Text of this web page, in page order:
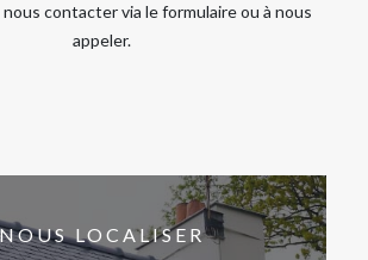
nous contacter via le formulaire ou à nous
appeler.
LOCALISER